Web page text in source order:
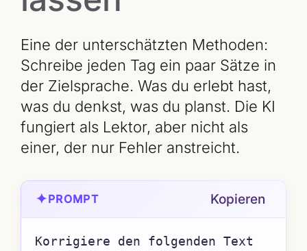
Eine der unterschätzten Methoden:
Schreibe jeden Tag ein paar Sätze in
der Zielsprache. Was du erlebt hast,
was du denkst, was du planst. Die KI
fungiert als Lektor, aber nicht als
einer, der nur Fehler anstreicht.
✦PROMPT Kopieren
Korrigiere den folgenden Text